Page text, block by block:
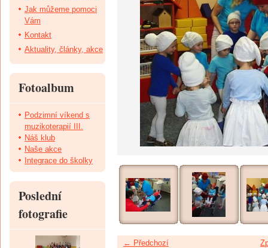
← Předchozí
Jak můžeme pomoci
Vám
Kontakt
Aktuality, články, akce
Fotoalbum
Podzimní víkend s
muzikoterapií III.
Náš klub
Naše akce
Integrace do školky
Poslední
fotografie